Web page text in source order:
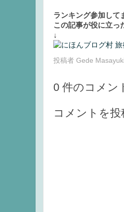
ランキング参加して
この記事が役に立っ
↓
投稿者 Gede Masayuki
0 件のコメン
コメントを投